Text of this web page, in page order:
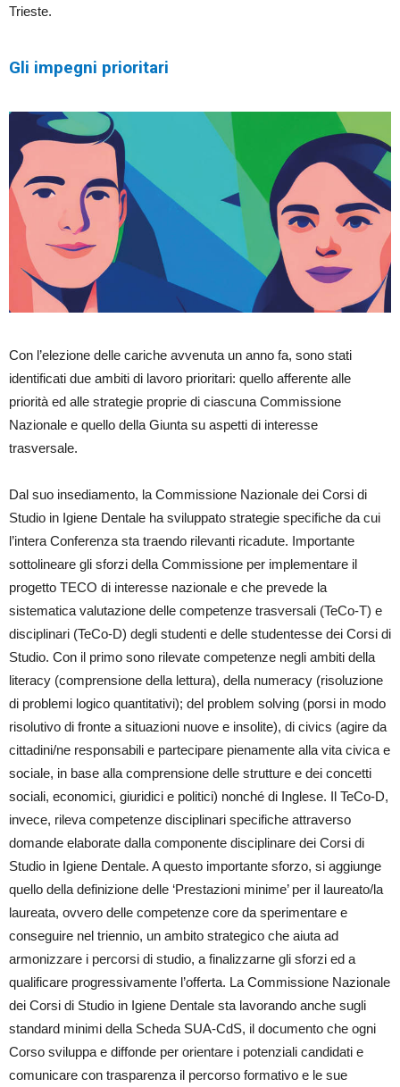
Trieste.
Gli impegni prioritari
Con l’elezione delle cariche avvenuta un anno fa, sono stati
identificati due ambiti di lavoro prioritari: quello afferente alle
priorità ed alle strategie proprie di ciascuna Commissione
Nazionale e quello della Giunta su aspetti di interesse
trasversale.
Dal suo insediamento, la Commissione Nazionale dei Corsi di
Studio in Igiene Dentale ha sviluppato strategie specifiche da cui
l’intera Conferenza sta traendo rilevanti ricadute. Importante
sottolineare gli sforzi della Commissione per implementare il
progetto TECO di interesse nazionale e che prevede la
sistematica valutazione delle competenze trasversali (TeCo-T) e
disciplinari (TeCo-D) degli studenti e delle studentesse dei Corsi di
Studio. Con il primo sono rilevate competenze negli ambiti della
literacy (comprensione della lettura), della numeracy (risoluzione
di problemi logico quantitativi); del problem solving (porsi in modo
risolutivo di fronte a situazioni nuove e insolite), di civics (agire da
cittadini/ne responsabili e partecipare pienamente alla vita civica e
sociale, in base alla comprensione delle strutture e dei concetti
sociali, economici, giuridici e politici) nonché di Inglese. Il TeCo-D,
invece, rileva competenze disciplinari specifiche attraverso
domande elaborate dalla componente disciplinare dei Corsi di
Studio in Igiene Dentale. A questo importante sforzo, si aggiunge
quello della definizione delle ‘Prestazioni minime’ per il laureato/la
laureata, ovvero delle competenze core da sperimentare e
conseguire nel triennio, un ambito strategico che aiuta ad
armonizzare i percorsi di studio, a finalizzarne gli sforzi ed a
qualificare progressivamente l’offerta. La Commissione Nazionale
dei Corsi di Studio in Igiene Dentale sta lavorando anche sugli
standard minimi della Scheda SUA-CdS, il documento che ogni
Corso sviluppa e diffonde per orientare i potenziali candidati e
comunicare con trasparenza il percorso formativo e le sue